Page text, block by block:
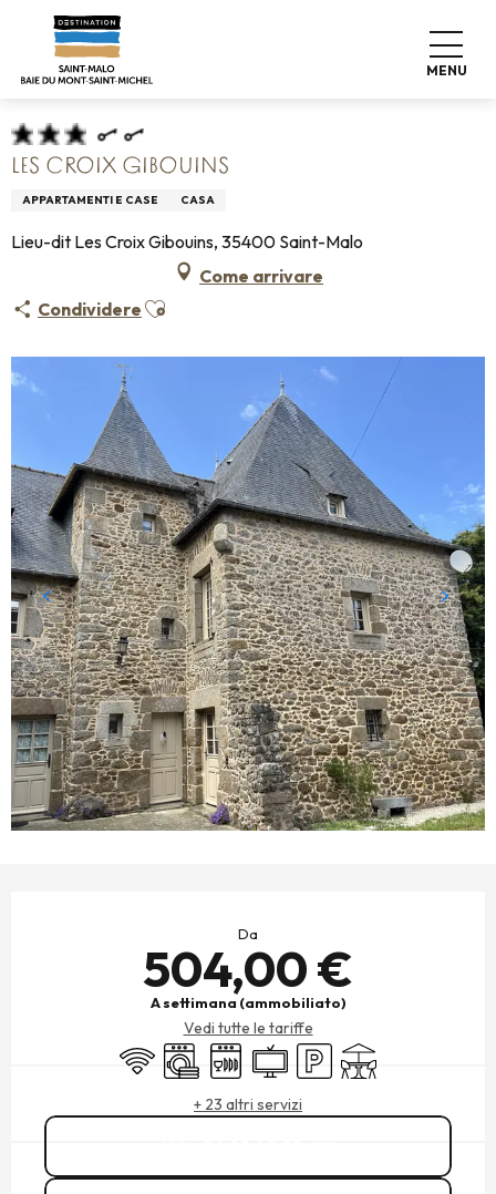
contenu
MENU
Home Pro & Stampa
Info sulla sistemazione +
Alloggio turistico arredato
LES CROIX GIBOUINS
APPARTAMENTI E CASE CASA
Lieu-dit Les Croix Gibouins, 35400 Saint-Malo
Come arrivare
Condividere Ajouter aux favoris
Da
504,00 €
A settimana (ammobiliato)
Vedi tutte le tariffe
Wi-Fi LavatriceLavastoviglie
TelevisioneParcheggio
Terrazza
+ 23 altri servizi